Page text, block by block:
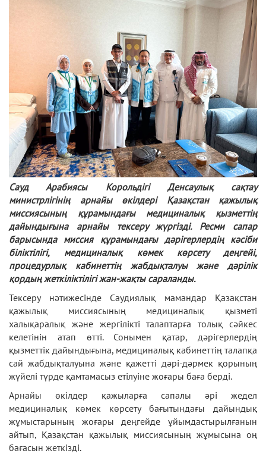
Сауд Арабиясы Корольдігі Денсаулық сақтау
министрлігінің арнайы өкілдері Қазақстан қажылық
миссиясының құрамындағы медициналық қызметтің
дайындығына арнайы тексеру жүргізді. Ресми сапар
барысында миссия құрамындағы дәрігерлердің кәсіби
біліктілігі, медициналық көмек көрсету деңгейі,
процедурлық кабинеттің жабдықталуы және дәрілік
қордың жеткіліктілігі жан-жақты сараланды.
Тексеру нәтижесінде Саудиялық мамандар Қазақстан
қажылық миссиясының медициналық қызметі
халықаралық және жергілікті талаптарға толық сәйкес
келетінін атап өтті. Сонымен қатар, дәрігерлердің
қызметтік дайындығына, медициналық кабинеттің талапқа
сай жабдықталуына және қажетті дәрі-дәрмек қорының
жүйелі түрде қамтамасыз етілуіне жоғары баға берді.
Арнайы өкілдер қажыларға сапалы әрі жедел
медициналық көмек көрсету бағытындағы дайындық
жұмыстарының жоғары деңгейде ұйымдастырылғанын
айтып, Қазақстан қажылық миссиясының жұмысына оң
бағасын жеткізді.